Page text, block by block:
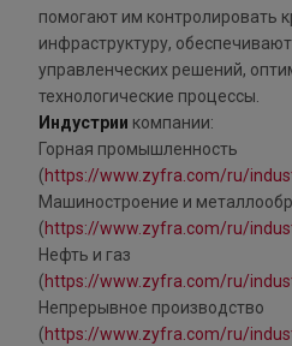
помогают им контролировать
инфраструктуру,
управленческих решений,
технологические процессы.
Индустрии компании:
Горная промышленность
(https://www.zyfra.com/ru/
Машиностроение и
(https://www.zyfra.com/ru/
Нефть и газ
(https://www.zyfra.com/ru/
Непрерывное производство
(https://www.zyfra.com/ru/